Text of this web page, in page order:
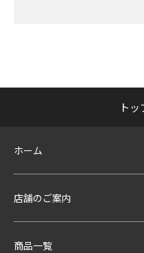
ト
ホーム
店舗のご案内
商品一覧